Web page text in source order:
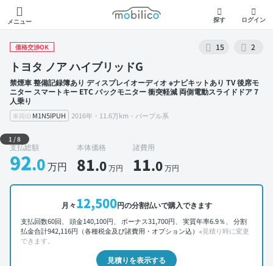
メニュー
モビリコ
探す ログイン
価格交渉OK 15 2
トヨタ ノア ハイブリッドG
禁煙車 整備記録簿あり ディスプレイオーディオ ※ナビキットあり TV 後席モ
ニター スマートキー ETC バックモニター 衝突軽減 両側電動スライドドア 7
人乗り
車両ID M1N5IPUH 2016年・11.6万km・パープル系
外装 左前
1 /8
支払総額
92.0万円
本体価格
81.0万円
諸費用
11.0万円
月々12,500円の分割払いで購入できます
支払回数60回、 頭金140,100円、 ボーナス31,700円、 実質年率6.9％、 分割
払金合計942,116円（各種税金及び諸費用・オプション込） ※見積り時に変更
できます。
見積りを表示する